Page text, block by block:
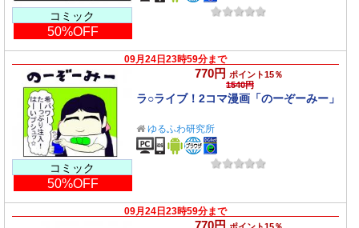
コミック
50%OFF
09月24日23時59分まで
コミック
50%OFF
770円 ポイント15％
1540円
ラ○ライブ！2コマ漫画「のーぞーみー」
ゆるふわ研究所
09月24日23時59分まで
770円